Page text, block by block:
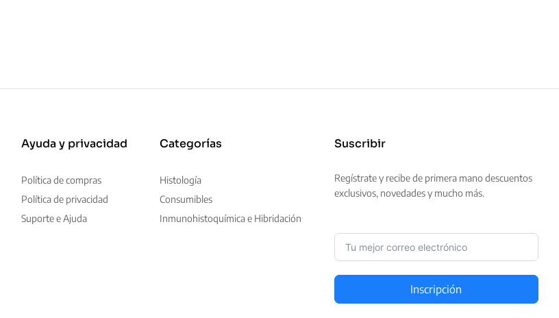
Ayuda y privacidad
Política de compras
Política de privacidad
Suporte e Ajuda
Categorías
Histología
Consumibles
Inmunohistoquímica e Hibridación
Suscribir
Regístrate y recibe de primera mano descuentos
exclusivos, novedades y mucho más.
Inscripción